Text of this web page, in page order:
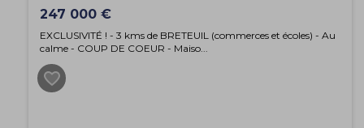
247 000 €
EXCLUSIVITÉ ! - 3 kms de BRETEUIL (commerces et écoles) - Au
calme - COUP DE COEUR - Maiso...